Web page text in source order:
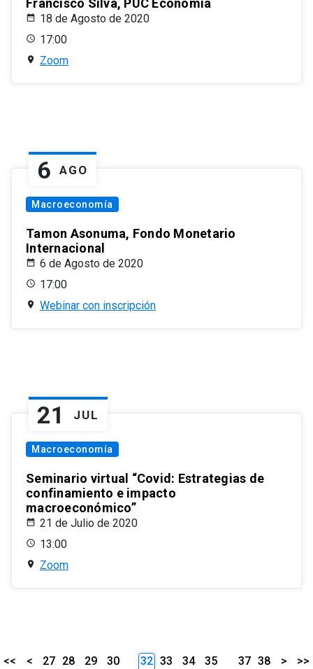
Francisco Silva, PUC Economía
18 de Agosto de 2020
17:00
Zoom
6 AGO
Macroeconomía
Tamon Asonuma, Fondo Monetario
Internacional
6 de Agosto de 2020
17:00
Webinar con inscripción
21 JUL
Macroeconomía
Seminario virtual “Covid: Estrategias de
confinamiento e impacto
macroeconómico”
21 de Julio de 2020
13:00
Zoom
<< < 27 28 29
30
32 33 34
35
37 38 > >>